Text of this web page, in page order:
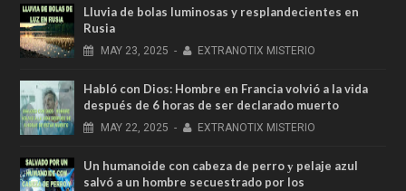
Lluvia de bolas luminosas y resplandecientes en
Rusia
MAY 23, 2025 - EXTRANOTIX MISTERIO
Habló con Dios: Hombre en Francia volvió a la vida
después de 6 horas de ser declarado muerto
MAY 22, 2025 - EXTRANOTIX MISTERIO
Un humanoide con cabeza de perro у pelaje azul
salvó a un hombre secuestrado por los